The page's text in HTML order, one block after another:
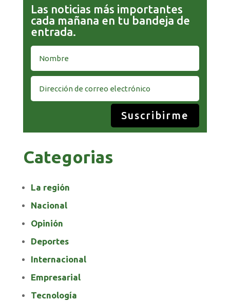
Las noticias más importantes
cada mañana en tu bandeja de
entrada.
Suscribirme
Categorias
La región
Nacional
Opinión
Deportes
Internacional
Empresarial
Tecnología